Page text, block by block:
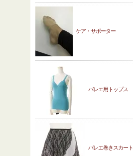
ケア・サポーター
バレエ用トップス
バレエ巻きスカート